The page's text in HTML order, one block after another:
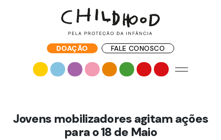
DOAÇÃO FALE CONOSCO
Jovens mobilizadores agitam ações
para o 18 de Maio